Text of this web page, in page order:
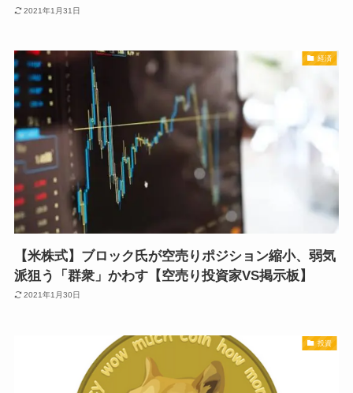
2021年1月31日
経済
【米株式】ブロック氏が空売りポジション縮小、弱気
派狙う「群衆」かわす【空売り投資家VS掲示板】
2021年1月30日
投資